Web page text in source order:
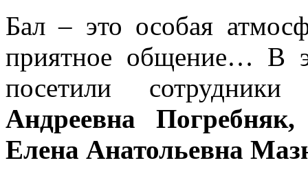
Бал – это особая
приятное общение… В
посетили
Андреевна
Елена Анатольевна